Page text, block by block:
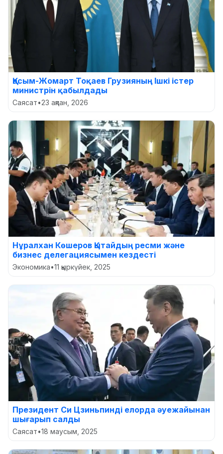
Қасым-Жомарт Тоқаев Грузияның Ішкі істер
министрін қабылдады
Саясат•23 ақпан, 2026
Нұралхан Көшеров Қытайдың ресми және
бизнес делегациясымен кездесті
Экономика•11 қыркүйек, 2025
Президент Си Цзиньпинді елорда әуежайынан
шығарып салды
Саясат•18 маусым, 2025